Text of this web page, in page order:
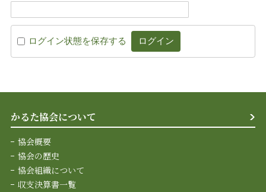
ログイン状態を保存する
かるた協会について
協会概要
協会の歴史
協会組織について
収支決算書一覧